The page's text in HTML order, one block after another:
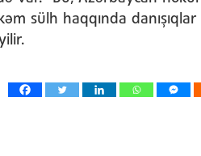
sülh haqqında